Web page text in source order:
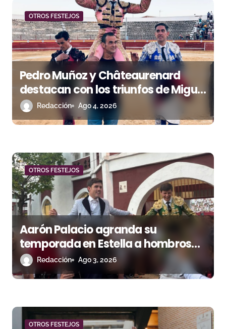
d
e
e
n
r
d
a
s
OTROS FESTEJOS
Pedro Muñoz y Châteaurenard
destacan con los triunfos de Miguel
Andrades e Ismael Martín
Redacción Ago 4, 2026
OTROS FESTEJOS
Aarón Palacio agranda su
temporada en Estella a hombros
junto a Guillermo Hermoso
Redacción Ago 3, 2026
OTROS FESTEJOS